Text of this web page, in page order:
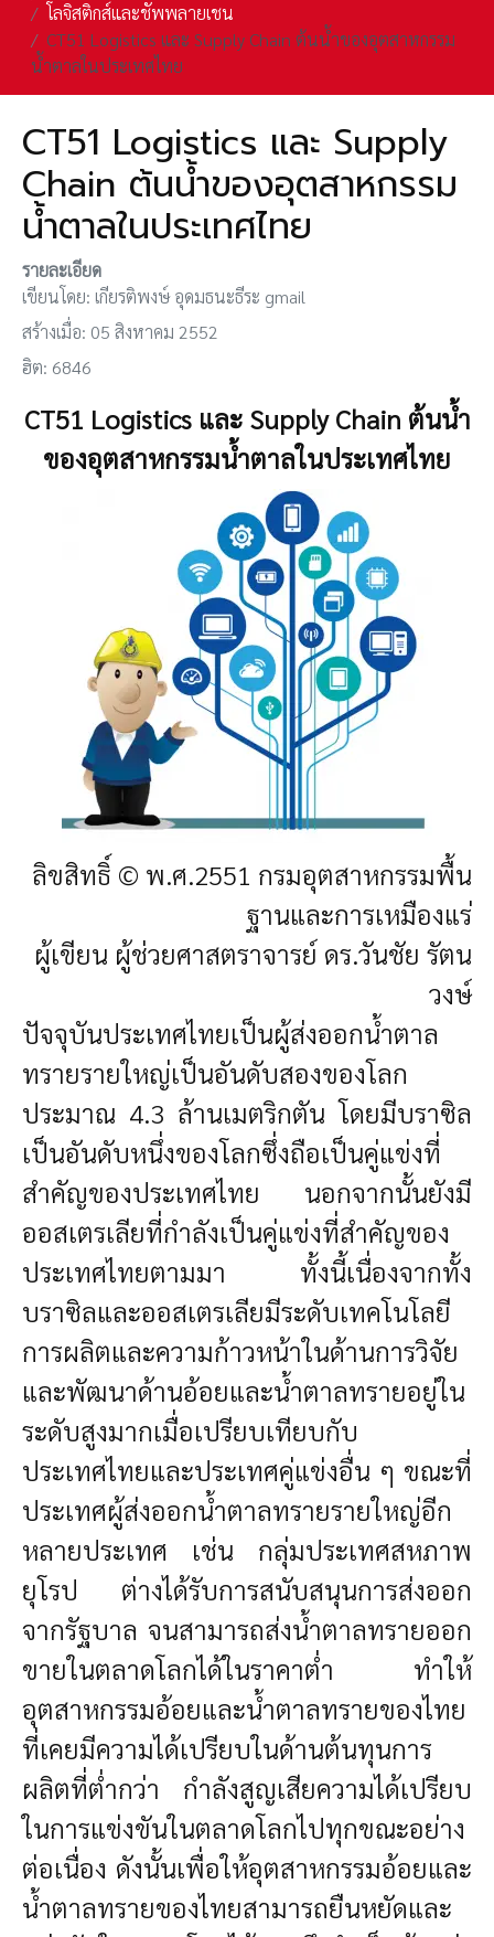
โลจิสติกส์และชัพพลายเชน
CT51 Logistics และ Supply Chain ต้นน้ำของอุตสาหกรรม
น้ำตาลในประเทศไทย
CT51 Logistics และ Supply
Chain ต้นน้ำของอุตสาหกรรม
น้ำตาลในประเทศไทย
รายละเอียด
เขียนโดย: เกียรติพงษ์ อุดมธนะธีระ gmail
สร้างเมื่อ: 05 สิงหาคม 2552
ฮิต: 6846
CT51 Logistics และ Supply Chain ต้นน้ำ
ของอุตสาหกรรมน้ำตาลในประเทศไทย
ลิขสิทธิ์ © พ.ศ.2551 กรมอุตสาหกรรมพื้น
ฐานและการเหมืองแร่
ผู้เขียน ผู้ช่วยศาสตราจารย์ ดร.วันชัย รัตน
วงษ์
ปัจจุบันประเทศไทยเป็นผู้ส่งออกน้ำตาล
ทรายรายใหญ่เป็นอันดับสองของโลก
ประมาณ 4.3 ล้านเมตริกตัน โดยมีบราซิล
เป็นอันดับหนึ่งของโลกซึ่งถือเป็นคู่แข่งที่
สำคัญของประเทศไทย นอกจากนั้นยังมี
ออสเตรเลียที่กำลังเป็นคู่แข่งที่สำคัญของ
ประเทศไทยตามมา ทั้งนี้เนื่องจากทั้ง
บราซิลและออสเตรเลียมีระดับเทคโนโลยี
การผลิตและความก้าวหน้าในด้านการวิจัย
และพัฒนาด้านอ้อยและน้ำตาลทรายอยู่ใน
ระดับสูงมากเมื่อเปรียบเทียบกับ
ประเทศไทยและประเทศคู่แข่งอื่น ๆ ขณะที่
ประเทศผู้ส่งออกน้ำตาลทรายรายใหญ่อีก
หลายประเทศ เช่น กลุ่มประเทศสหภาพ
ยุโรป ต่างได้รับการสนับสนุนการส่งออก
จากรัฐบาล จนสามารถส่งน้ำตาลทรายออก
ขายในตลาดโลกได้ในราคาต่ำ ทำให้
อุตสาหกรรมอ้อยและน้ำตาลทรายของไทย
ที่เคยมีความได้เปรียบในด้านต้นทุนการ
ผลิตที่ต่ำกว่า กำลังสูญเสียความได้เปรียบ
ในการแข่งขันในตลาดโลกไปทุกขณะอย่าง
ต่อเนื่อง ดังนั้นเพื่อให้อุตสาหกรรมอ้อยและ
น้ำตาลทรายของไทยสามารถยืนหยัดและ